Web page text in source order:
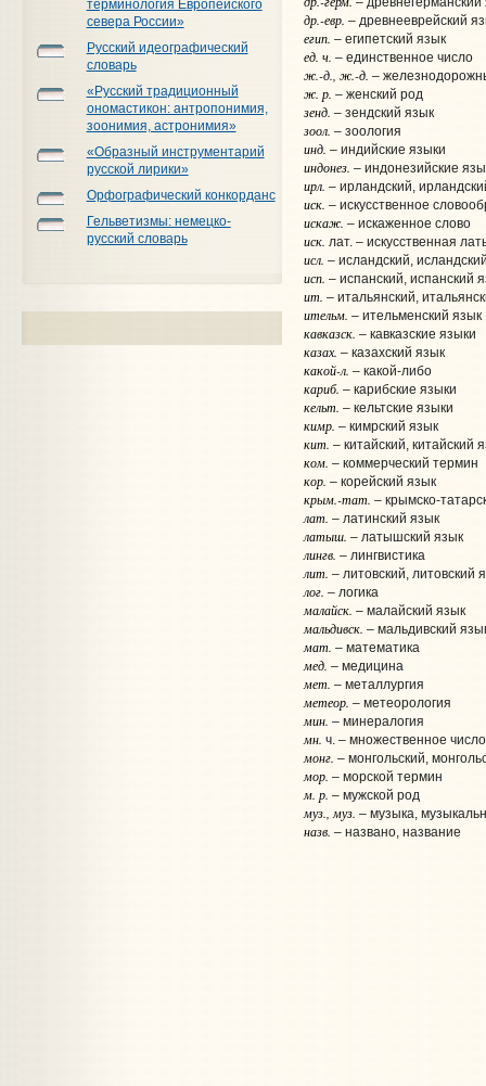
терминология Европейского
севера России»
Русский идеографический
словарь
«Русский традиционный
ономастикон: антропонимия,
зоонимия, астронимия»
«Образный инструментарий
русской лирики»
Орфографический конкорданс
Гельветизмы: немецко-
русский словарь
др.-евр. – древнееврейский
егип. – египетский язык
ед. ч. – единственное число
ж.-д., ж.-д. –
ж. р. – женский род
зенд. – зендский язык
зоол. – зоология
инд. – индийские языки
индонез. – индонезийские
ирл. – ирландский,
иск. – искусственное
искаж. – искаженное слово
иск. лат. – искусственная
исл. – исландский,
исп. – испанский, испанский
ит. – итальянский,
ительм. – ительменский язык
кавказск. – кавказские языки
казах. – казахский язык
какой-л. – какой-либо
кариб. – карибские языки
кельт. – кельтские языки
кимр. – кимрский язык
кит. – китайский, китайский
ком. – коммерческий термин
кор. – корейский язык
крым.-тат. – крымско-
лат. – латинский язык
латыш. – латышский язык
лингв. – лингвистика
лит. – литовский, литовский
лог. – логика
малайск. – малайский язык
мальдивск. – мальдивский
мат. – математика
мед. – медицина
мет. – металлургия
метеор. – метеорология
мин. – минералогия
мн. ч. – множественное число
монг. – монгольский,
мор. – морской термин
м. р. – мужской род
муз., муз. – музыка,
назв. – названо, название